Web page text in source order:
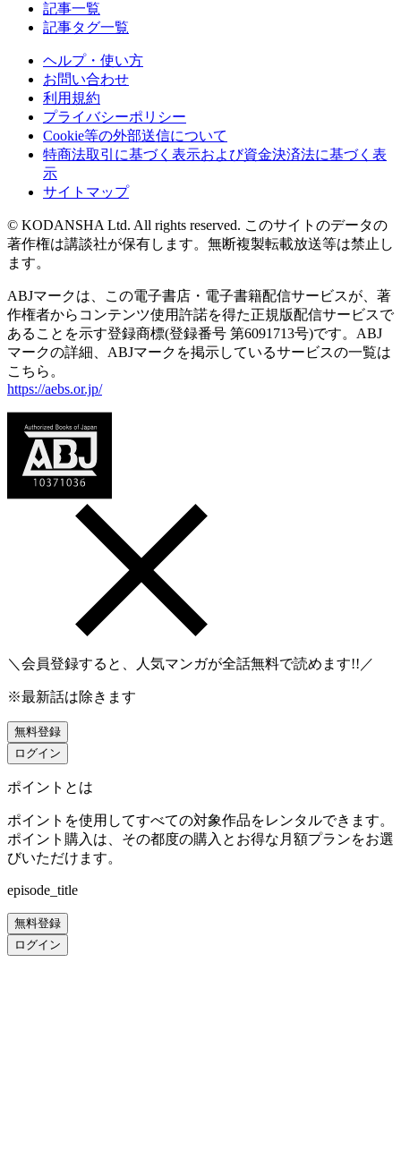
記事一覧
記事タグ一覧
ヘルプ・使い方
お問い合わせ
利用規約
プライバシーポリシー
Cookie等の外部送信について
特商法取引に基づく表示および資金決済法に基づく表
示
サイトマップ
© KODANSHA Ltd. All rights reserved. このサイトのデータの
著作権は講談社が保有します。無断複製転載放送等は禁止し
ます。
ABJマークは、この電子書店・電子書籍配信サービスが、著
作権者からコンテンツ使用許諾を得た正規版配信サービスで
あることを示す登録商標(登録番号 第6091713号)です。ABJ
マークの詳細、ABJマークを掲示しているサービスの一覧は
こちら。
https://aebs.or.jp/
＼会員登録すると、人気マンガが全話無料で読めます!!／
※最新話は除きます
無料登録
ログイン
ポイントとは
ポイントを使用してすべての対象作品をレンタルできます。
ポイント購入は、その都度の購入とお得な月額プランをお選
びいただけます。
episode_title
無料登録
ログイン